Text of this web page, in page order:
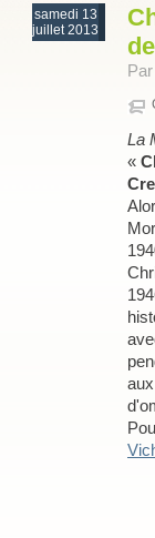
samedi 13
juillet 2013
La
«